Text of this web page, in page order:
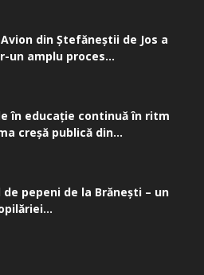
din Ştefăneştii de Jos a
un amplu proces...
în educație continuă în ritm
creşă publică din...
pepeni de la Brăneşti – un